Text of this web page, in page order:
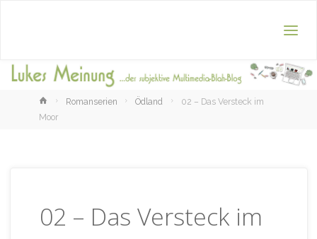
HomeRomanserien Ödland
02 – Das Versteck im
Moor
02 – Das Versteck im